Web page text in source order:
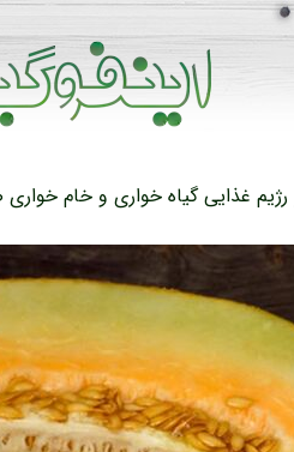
رژیم غذاییگیاه خواری و خام خواری